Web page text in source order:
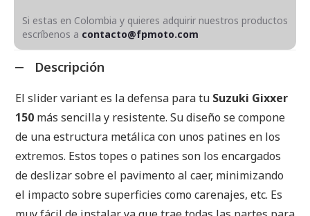
Si estas en Colombia y quieres adquirir nuestros productos
escríbenos a contacto@fpmoto.com
Descripción
El slider variant es la defensa para tu Suzuki Gixxer
150 más sencilla y resistente. Su diseño se compone
de una estructura metálica con unos patines en los
extremos. Estos topes o patines son los encargados
de deslizar sobre el pavimento al caer, minimizando
el impacto sobre superficies como carenajes, etc. Es